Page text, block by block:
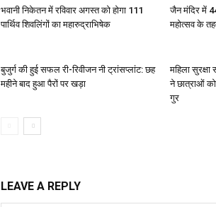
भवानी निकेतन में रविवार अगस्त को होगा 111
पार्थिव शिवलिंगों का महारुद्राभिषेक
जैन मंदिर में
महोत्सव के
बुजुर्ग की हुई सफल री-रिवीजन नी ट्रांसप्लांट: छह
महीने बाद हुआ पैरों पर खड़ा
महिला
ने छात्राओं
गुर
LEAVE A REPLY